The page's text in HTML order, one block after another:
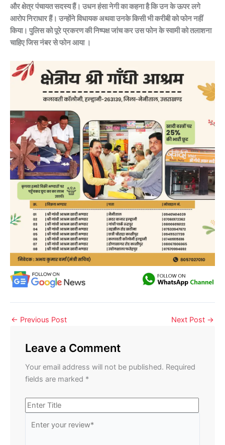
और क्षेत्र पंचायत सदस्य हैं। उधन हंसा नेगी का कहना है कि उन के ऊपर लगे
आरोप निराधार हैं। उन्होंने विधायक अथवा उनके किसी भी करीबी को फोन नहीं
किया। पुलिस को पूरे प्रकरण की निष्पक्ष जांच कर उस फोन के स्वामी को तलाशना
चाहिए जिस नंबर से फोन आया ।
← Previous Post Next Post →
Leave a Comment
Your email address will not be published. Required
fields are marked *